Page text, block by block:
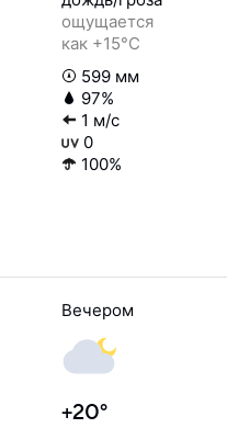
ощущается
как +15°C
599 мм
97%
1 м/с
0
100%
Вечером
+20°